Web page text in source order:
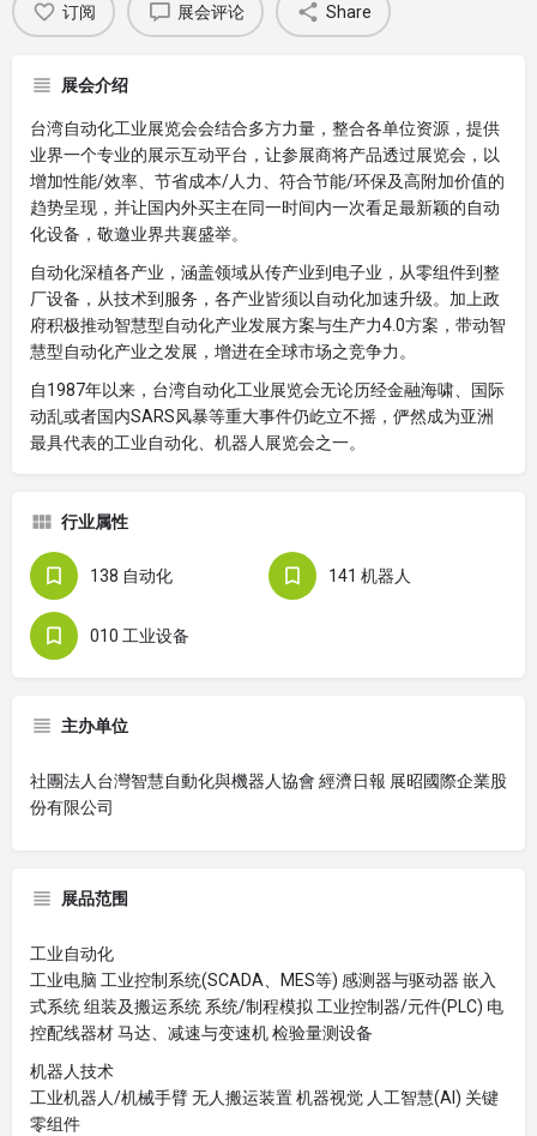
订阅 展会评论 Share
展会介绍
台湾自动化工业展览会会结合多方力量，整合各单位资源，提供
业界一个专业的展示互动平台，让参展商将产品透过展览会，以
增加性能/效率、节省成本/人力、符合节能/环保及高附加价值的
趋势呈现，并让国内外买主在同一时间内一次看足最新颖的自动
化设备，敬邀业界共襄盛举。
自动化深植各产业，涵盖领域从传产业到电子业，从零组件到整
厂设备，从技术到服务，各产业皆须以自动化加速升级。加上政
府积极推动智慧型自动化产业发展方案与生产力4.0方案，带动智
慧型自动化产业之发展，增进在全球市场之竞争力。
自1987年以来，台湾自动化工业展览会无论历经金融海啸、国际
动乱或者国内SARS风暴等重大事件仍屹立不摇，俨然成为亚洲
最具代表的工业自动化、机器人展览会之一。
行业属性
138 自动化 141 机器人
010 工业设备
主办单位
社團法人台灣智慧自動化與機器人協會 經濟日報 展昭國際企業股
份有限公司
展品范围
工业自动化
工业电脑 工业控制系统(SCADA、MES等) 感测器与驱动器 嵌入
式系统 组装及搬运系统 系统/制程模拟 工业控制器/元件(PLC) 电
控配线器材 马达、减速与变速机 检验量测设备
机器人技术
工业机器人/机械手臂 无人搬运装置 机器视觉 人工智慧(AI) 关键
零组件